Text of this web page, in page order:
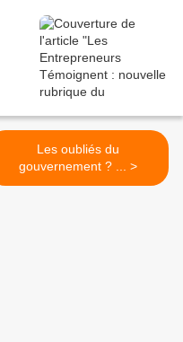
Les oubliés du
gouvernement ? ... >